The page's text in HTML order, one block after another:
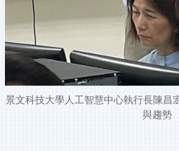
景文科技大學人工智慧中心執行長陳昌
與趨勢